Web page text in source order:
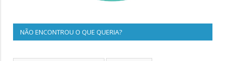
NÃO ENCONTROU O QUE QUERIA?